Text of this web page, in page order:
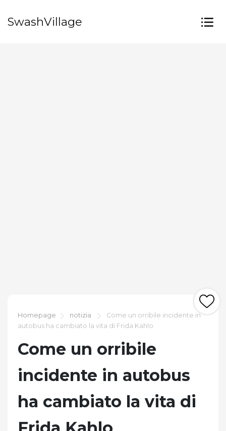
SwashVillage
Homepage notizia
Come un orribile incidente in
autobus ha cambiato la vita di Frida Kahlo
Come un orribile
incidente in autobus
ha cambiato la vita di